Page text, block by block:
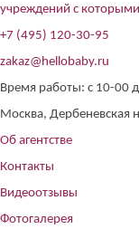
учреждений с
+7 (495) 120-30-95
zakaz@hellobaby.ru
Время работы: с 10-00
Москва, Дербеневская
Об агентстве
Контакты
Видеоотзывы
Фотогалерея